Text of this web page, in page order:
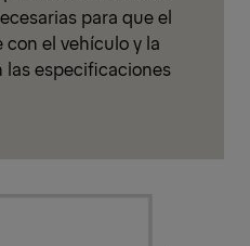
para que el
el vehículo y la
las especificaciones